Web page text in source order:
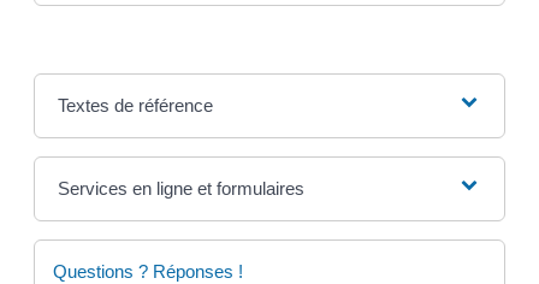
Textes de référence
Services en ligne et formulaires
Questions ? Réponses !